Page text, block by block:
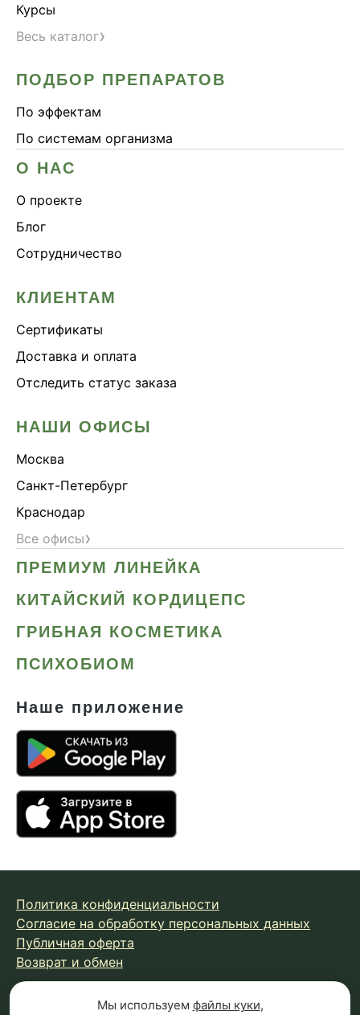
Курсы
Весь каталог›
ПОДБОР ПРЕПАРАТОВ
По эффектам
По системам организма
О НАС
О проекте
Блог
Сотрудничество
КЛИЕНТАМ
Сертификаты
Доставка и оплата
Отследить статус заказа
НАШИ ОФИСЫ
Москва
Санкт-Петербург
Краснодар
Все офисы›
ПРЕМИУМ ЛИНЕЙКА
КИТАЙСКИЙ КОРДИЦЕПС
ГРИБНАЯ КОСМЕТИКА
ПСИХОБИОМ
Наше приложение
Политика конфиденциальности
Согласие на обработку персональных данных
Публичная оферта
Возврат и обмен
© 2026 Fungiline — зарегистрированная торговая марка.
Мы используем файлы куки,